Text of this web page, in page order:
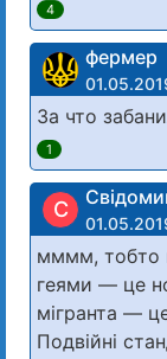
4
фермер
За что
1
С
мммм, тобто
геями — це
мігранта —
Подвійні